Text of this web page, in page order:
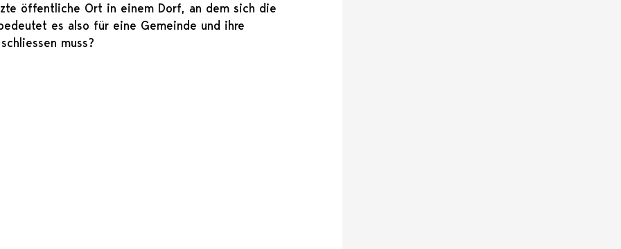
öffentliche Ort in einem Dorf, an dem sich die
es also für eine Gemeinde und ihre
muss?